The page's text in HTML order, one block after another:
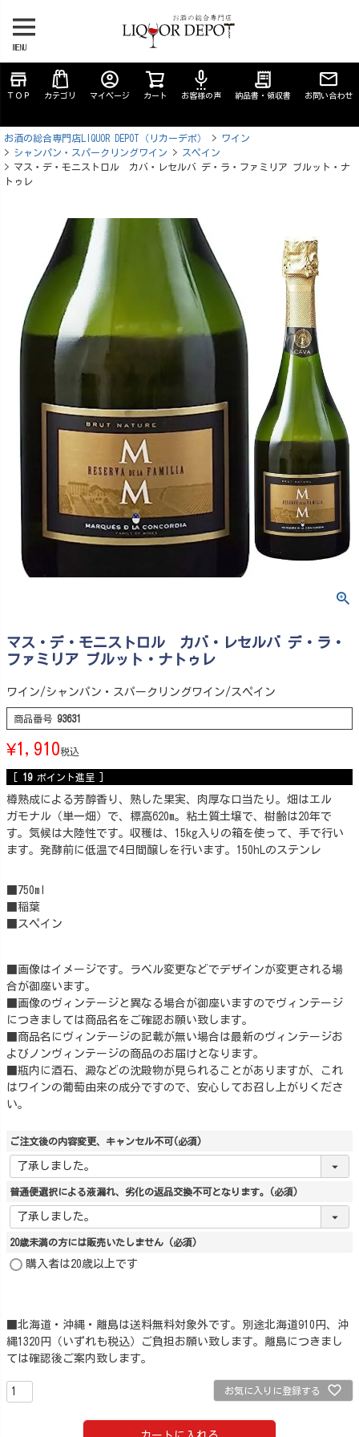
MENU
store
ＴＯＰ カテゴリ
account_circle
マイページ カート
settings_voice
お客様の声
receipt_long
納品書・領収書 お問い合わせ
お酒の総合専門店LIQUOR DEPOT（リカーデポ）
ワイン
シャンパン・スパークリングワイン
スペイン
マス・デ・モニストロル カバ・レセルバ デ・ラ・ファミリア ブルット・ナ
トゥレ
マス・デ・モニストロル カバ・レセルバ デ・ラ・
ファミリア ブルット・ナトゥレ
ワイン/シャンパン・スパークリングワイン/スペイン
商品番号 93631
¥1,910税込
19 ポイント進呈 ]
樽熟成による芳醇香り、熟した果実、肉厚な口当たり。畑はエル
ガモナル（単一畑）で、標高620m。粘土質土壌で、樹齢は20年で
す。気候は大陸性です。収穫は、15kg入りの箱を使って、手で行い
ます。発酵前に低温で4日間醸しを行います。150hLのステンレ
■750ml
■稲葉
■スペイン
■画像はイメージです。ラベル変更などでデザインが変更される場
合が御座います。
■画像のヴィンテージと異なる場合が御座いますのでヴィンテージ
につきましては商品名をご確認お願い致します。
■商品名にヴィンテージの記載が無い場合は最新のヴィンテージお
よびノンヴィンテージの商品のお届けとなります。
■瓶内に酒石、澱などの沈殿物が見られることがありますが、これ
はワインの葡萄由来の成分ですので、安心してお召し上がりくださ
い。
ご注文後の内容変更、キャンセル不可(必須)
普通便選択による液漏れ、劣化の返品交換不可となります。 (必須)
20歳未満の方には販売いたしません (必須)
購入者は20歳以上です
■北海道・沖縄・離島は送料無料対象外です。別途北海道910円、沖
縄1320円（いずれも税込）ご負担お願い致します。離島につきまし
ては確認後ご案内致します。
お気に入りに登録する